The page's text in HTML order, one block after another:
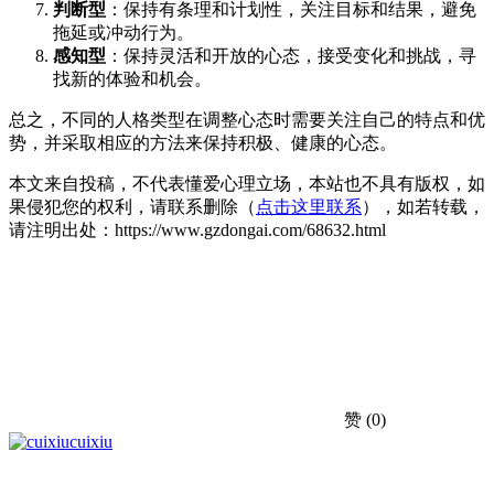
判断型 ：保持有条理和计划性，关注目标和结果，避免
拖延或冲动行为。
感知型 ：保持灵活和开放的心态，接受变化和挑战，寻
找新的体验和机会。
总之，不同的人格类型在调整心态时需要关注自己的特点和优
势，并采取相应的方法来保持积极、健康的心态。
本文来自投稿，不代表懂爱心理立场，本站也不具有版权，如
果侵犯您的权利，请联系删除（ 点击这里联系），如若转载，
请注明出处：https://www.gzdongai.com/68632.html
赞 (0)
cuixiu